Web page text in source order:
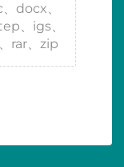
docx、
、igs、
rar、zip